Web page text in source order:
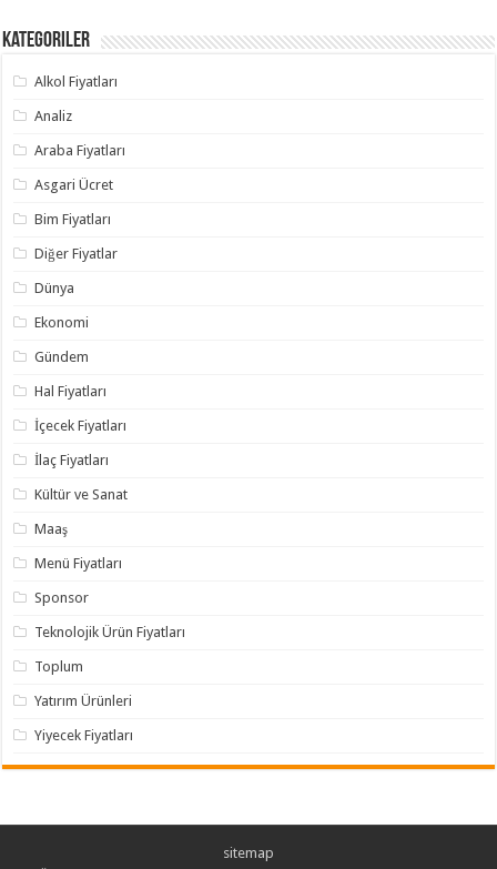
Kategoriler
Alkol Fiyatları
Analiz
Araba Fiyatları
Asgari Ücret
Bim Fiyatları
Diğer Fiyatlar
Dünya
Ekonomi
Gündem
Hal Fiyatları
İçecek Fiyatları
İlaç Fiyatları
Kültür ve Sanat
Maaş
Menü Fiyatları
Sponsor
Teknolojik Ürün Fiyatları
Toplum
Yatırım Ürünleri
Yiyecek Fiyatları
sitemap